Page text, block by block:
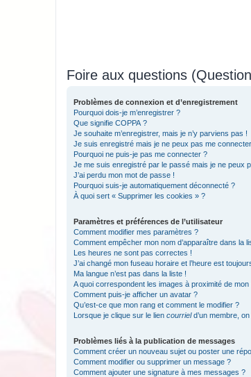
Foire aux questions
Problèmes de connexion et d’enregistrement
Pourquoi dois-je m’enregistrer ?
Que signifie COPPA ?
Je souhaite m’enregistrer, mais je n’y parviens pas !
Je suis enregistré mais je ne peux pas me
Pourquoi ne puis-je pas me connecter ?
Je me suis enregistré par le passé mais je ne peux
J’ai perdu mon mot de passe !
Pourquoi suis-je automatiquement déconnecté ?
À quoi sert « Supprimer les cookies » ?
Paramètres et préférences de l’utilisateur
Comment modifier mes paramètres ?
Comment empêcher mon nom d’apparaître dans la
Les heures ne sont pas correctes !
J’ai changé mon fuseau horaire et l’heure est
Ma langue n’est pas dans la liste !
A quoi correspondent les images à proximité de mon
Comment puis-je afficher un avatar ?
Qu’est-ce que mon rang et comment le modifier ?
Lorsque je clique sur le lien courrield’un membre,
Problèmes liés à la publication de messages
Comment créer un nouveau sujet ou poster une
Comment modifier ou supprimer un message ?
Comment ajouter une signature à mes messages ?